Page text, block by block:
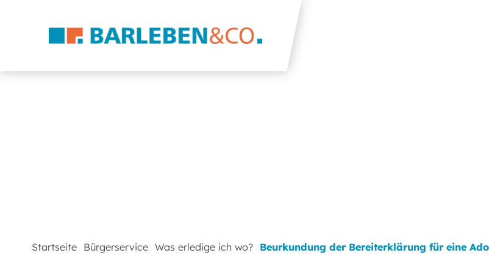
Startseite Bürgerservice Was erledige ich wo? Beurkundung der Bereiterklärung für eine